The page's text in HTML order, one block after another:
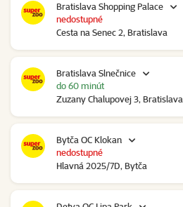
Bratislava Shopping Palace
Cesta na Senec 2, Bratislava
nedostupné
Bratislava Slnečnice
Zuzany Chalupovej 3, Bratislava
do 60 minút
Bytča OC Klokan
Hlavná 2025/7D, Bytča
nedostupné